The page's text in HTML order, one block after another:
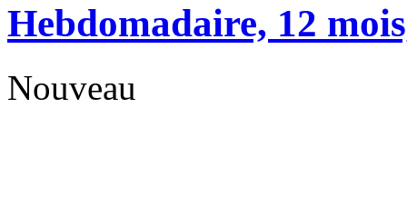
Hebdomadaire, 12
Nouveau